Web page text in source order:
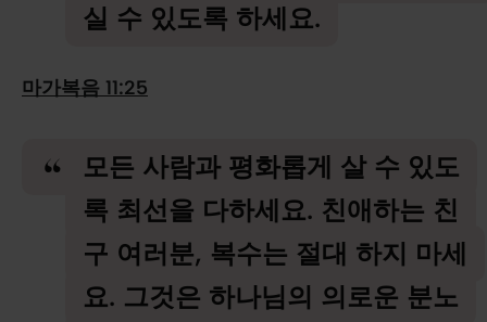
실 수 있도록 하세요.
마가복음 11:25
모든 사람과 평화롭게 살 수 있도
록 최선을 다하세요. 친애하는 친
구 여러분, 복수는 절대 하지 마세
요. 그것은 하나님의 의로운 분노